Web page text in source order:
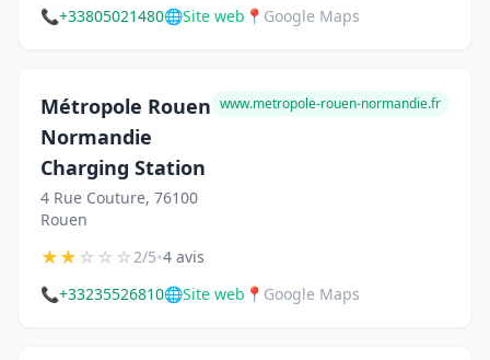
📞+33805021480🌐Site web 📍 Google Maps
Métropole Rouen
Normandie
Charging Station
4 Rue Couture, 76100
Rouen
www.metropole-rouen-normandie.fr
★★☆☆☆2/5•4 avis
📞+33235526810🌐Site web 📍 Google Maps